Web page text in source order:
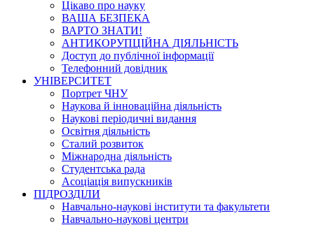
Цікаво про науку
ВАША БЕЗПЕКА
ВАРТО ЗНАТИ!
АНТИКОРУПЦІЙНА ДІЯЛЬНІСТЬ
Доступ до публічної інформації
Телефонний довідник
УНІВЕРСИТЕТ
Портрет ЧНУ
Наукова й інноваційна діяльність
Наукові періодичні видання
Освітня діяльність
Сталий розвиток
Міжнародна діяльність
Студентська рада
Асоціація випускників
ПІДРОЗДІЛИ
Навчально-наукові інститути та факультети
Навчально-наукові центри